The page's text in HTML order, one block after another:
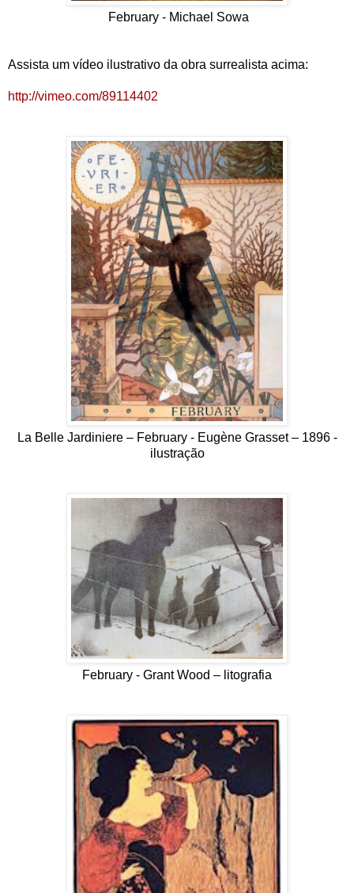
February - Michael Sowa
Assista um vídeo ilustrativo da obra surrealista acima:
http://vimeo.com/89114402
La Belle Jardiniere – February - Eugène Grasset – 1896 -
ilustração
February - Grant Wood – litografia